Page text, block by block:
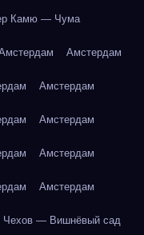
Камю — Чума
Амстердам
Амстердам
Амстердам
Амстердам
Амстердам
Чехов — Вишнёвый сад